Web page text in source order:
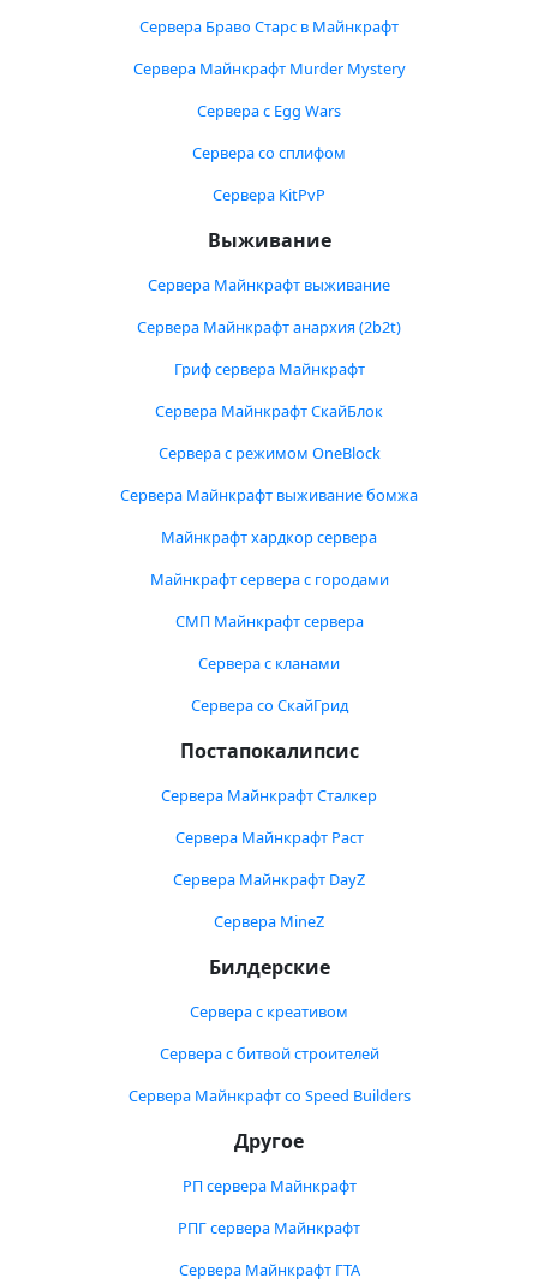
Сервера Браво Старс в Майнкрафт
Сервера Майнкрафт Murder Mystery
Сервера с Egg Wars
Сервера со сплифом
Сервера KitPvP
Выживание
Сервера Майнкрафт выживание
Сервера Майнкрафт анархия (2b2t)
Гриф сервера Майнкрафт
Сервера Майнкрафт СкайБлок
Сервера с режимом OneBlock
Сервера Майнкрафт выживание бомжа
Майнкрафт хардкор сервера
Майнкрафт сервера с городами
СМП Майнкрафт сервера
Сервера с кланами
Сервера со СкайГрид
Постапокалипсис
Сервера Майнкрафт Сталкер
Сервера Майнкрафт Раст
Сервера Майнкрафт DayZ
Сервера MineZ
Билдерские
Сервера с креативом
Сервера с битвой строителей
Сервера Майнкрафт со Speed Builders
Другое
РП сервера Майнкрафт
РПГ сервера Майнкрафт
Сервера Майнкрафт ГТА